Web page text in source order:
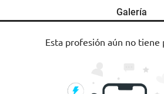
Galería
Esta profesión aún no tiene